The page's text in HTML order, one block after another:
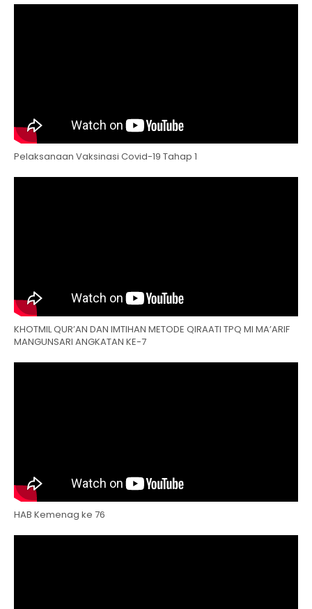
Pelaksanaan Vaksinasi Covid-19 Tahap 1
KHOTMIL QUR’AN DAN IMTIHAN METODE QIRAATI TPQ MI MA’ARIF
MANGUNSARI ANGKATAN KE-7
HAB Kemenag ke 76